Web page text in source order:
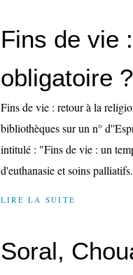
Fins de vie
obligatoire ?
Fins de vie : retour à la
bibliothèques sur un n°
intitulé : "Fins de vie : un
d'euthanasie et soins
LIRE LA SUITE
Soral,